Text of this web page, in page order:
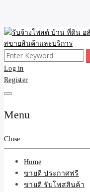
Skip
to
content
รับจ้างโพ
อสังหา
ขายดี ขา
สินค้าและ
ขายดี โพสประกาศขายสินค้
ของ รับรองผล ดีที่สุดถูกที่สุด
Search
for:
Log in
Register
Menu
Close
Home
ขายดี ประกาศฟรี
ขายดี รับโพสสินค้า